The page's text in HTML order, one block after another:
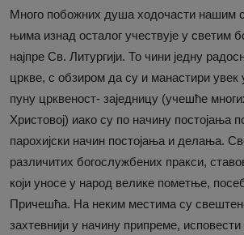
Много побожних душа ходочасти нашим
њима изнад осталог учествује у светим
најпре Св. Литургији. То чини једну
цркве, с обзиром да су и манастири увек
пуну црквеност- заједницу (учешће
Христовој) иако су по начину постојања
парохијски начин постојања и делања.
различитих богослужбених пракси,
који уносе у народ велике пометње,
Причешћа. На неким местима су
захтевнији у начину припреме,